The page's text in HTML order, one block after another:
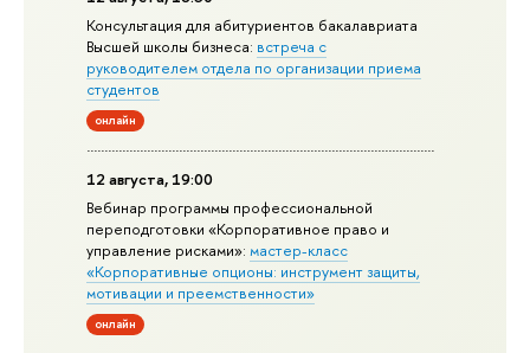
Консультация для абитуриентов бакалавриата
Высшей школы бизнеса: встреча с
руководителем отдела по организации приема
студентов
онлайн
12 августа, 19:00
Вебинар программы профессиональной
переподготовки «Корпоративное право и
управление рисками»:мастер-класс
«Корпоративные опционы: инструмент защиты,
мотивации и преемственности»
онлайн